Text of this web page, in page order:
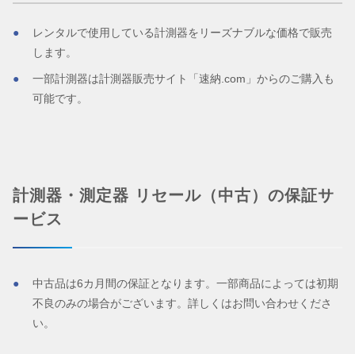
レンタルで使用している計測器をリーズナブルな価格で販売
します。
一部計測器は計測器販売サイト「速納.com」からのご購入も
可能です。
計測器・測定器 リセール（中古）の保証サ
ービス
中古品は6カ月間の保証となります。一部商品によっては初期
不良のみの場合がございます。詳しくはお問い合わせくださ
い。